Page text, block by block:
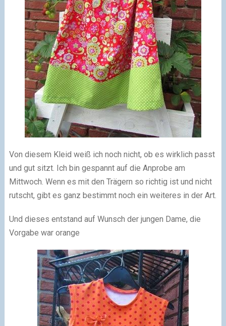
Von diesem Kleid weiß ich noch nicht, ob es wirklich passt
und gut sitzt. Ich bin gespannt auf die Anprobe am
Mittwoch. Wenn es mit den Trägern so richtig ist und nicht
rutscht, gibt es ganz bestimmt noch ein weiteres in der Art.
Und dieses entstand auf Wunsch der jungen Dame, die
Vorgabe war orange